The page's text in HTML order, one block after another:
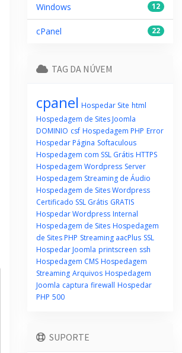
12
Windows
22
cPanel
TAG DA NÚVEM
cpanel Hospedar Site html
Hospedagem de Sites Joomla
DOMINIO csf Hospedagem PHP Error
Hospedar Página Softaculous
Hospedagem com SSL Grátis HTTPS
Hospedagem Wordpress Server
Hospedagem Streaming de Áudio
Hospedagem de Sites Wordpress
Certificado SSL Grátis GRATIS
Hospedar Wordpress Internal
Hospedagem de Sites Hospedagem
de Sites PHP Streaming aacPlus SSL
Hospedar Joomla printscreen ssh
Hospedagem CMS Hospedagem
Streaming Arquivos Hospedagem
Joomla captura firewall Hospedar
PHP 500
SUPORTE